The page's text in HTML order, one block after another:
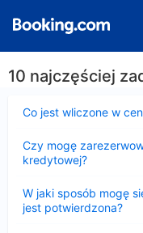
10 najczęściej
Co jest wliczone w
Czy mogę
kredytowej?
W jaki sposób mogę
jest potwierdzona?